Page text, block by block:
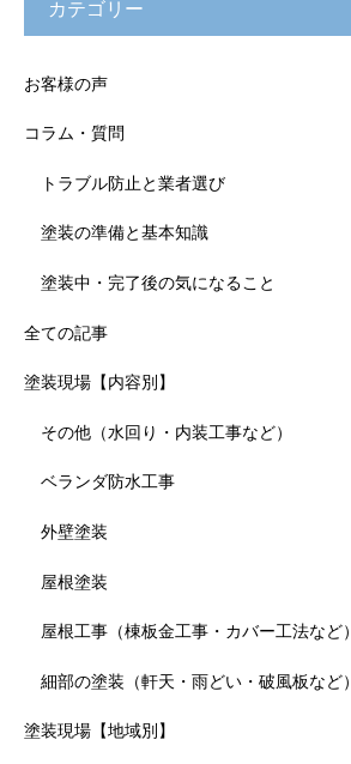
カテゴリー
お客様の声
コラム・質問
トラブル防止と業者選び
塗装の準備と基本知識
塗装中・完了後の気になること
全ての記事
塗装現場【内容別】
その他（水回り・内装工事など）
ベランダ防水工事
外壁塗装
屋根塗装
屋根工事（棟板金工事・カバー工法など）
細部の塗装（軒天・雨どい・破風板など）
塗装現場【地域別】